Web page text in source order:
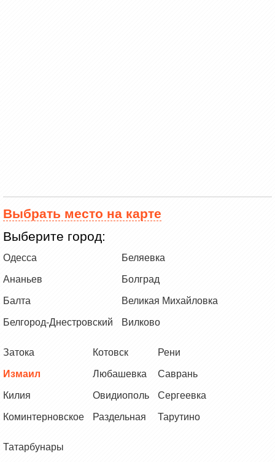
Выбрать место на карте
Выберите город:
Одесса
Ананьев
Балта
Белгород-Днестровский
Беляевка
Болград
Великая Михайловка
Вилково
Затока
Измаил
Килия
Коминтерновское
Котовск
Любашевка
Овидиополь
Раздельная
Рени
Саврань
Сергеевка
Тарутино
Татарбунары